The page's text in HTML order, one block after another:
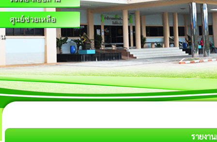
ศูนย์ช่วยเหลือ
รายงา